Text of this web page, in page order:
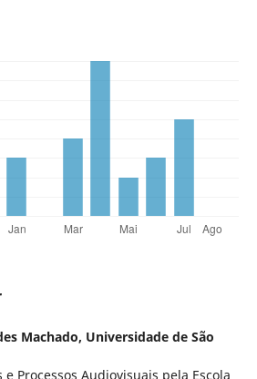
Machado, Universidade de São
Processos Audiovisuais pela Escola